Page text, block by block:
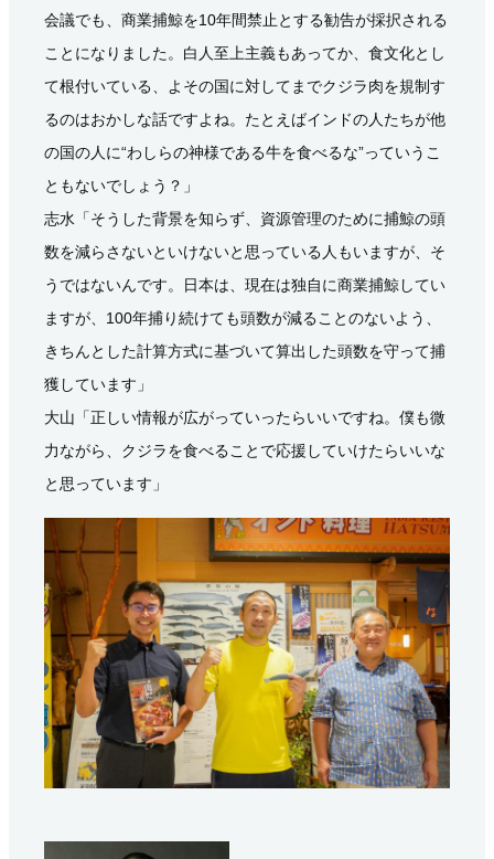
会議でも、商業捕鯨を10年間禁止とする勧告が採択される
ことになりました。白人至上主義もあってか、食文化とし
て根付いている、よその国に対してまでクジラ肉を規制す
るのはおかしな話ですよね。たとえばインドの人たちが他
の国の人に“わしらの神様である牛を食べるな”っていうこ
ともないでしょう？」
志水「そうした背景を知らず、資源管理のために捕鯨の頭
数を減らさないといけないと思っている人もいますが、そ
うではないんです。日本は、現在は独自に商業捕鯨してい
ますが、100年捕り続けても頭数が減ることのないよう、
きちんとした計算方式に基づいて算出した頭数を守って捕
獲しています」
大山「正しい情報が広がっていったらいいですね。僕も微
力ながら、クジラを食べることで応援していけたらいいな
と思っています」